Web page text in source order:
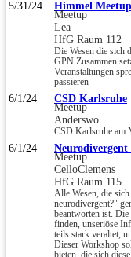
5/31/24 Himmel Meetup
Meetup
Lea
HfG Raum 112
Die Wesen die sich
GPN Zusammen
Veranstaltungen
passieren
6/1/24 CSD Karlsruhe
Meetup
Anderswo
CSD Karlsruhe am
6/1/24
Meetup
CelloClemens
HfG Raum 115
Alle Wesen, die
neurodivergent?"
beantworten ist. Die
finden, unseriöse
teils stark veraltet,
Dieser Workshop
bieten, die sich